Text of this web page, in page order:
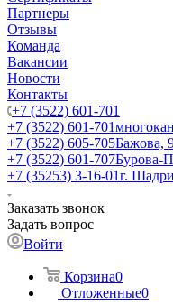
Партнеры
Отзывы
Команда
Вакансии
Новости
Контакты
+7 (3522) 601-701
+7 (3522) 601-701
+7 (3522) 605-705Бажова,
+7 (3522) 601-707Бурова-
+7 (35253) 3-16-01г.
Заказать звонок
Задать вопрос
Войти
Корзина0
Отложенные0